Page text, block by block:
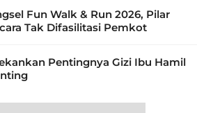
Fun Walk & Run 2026, Pilar
Tak Difasilitasi Pemkot
Pentingnya Gizi Ibu Hamil